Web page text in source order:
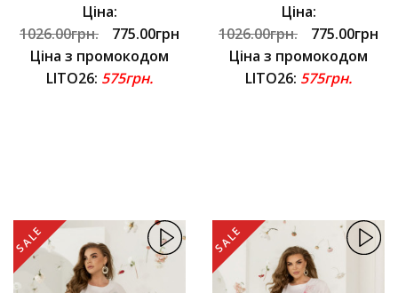
Ціна:
1026.00грн.
775.00грн
Ціна з промокодом
LITO26: 575грн.
Ціна:
1026.00грн.
775.00грн
Ціна з промокодом
LITO26: 575грн.
SALE SALE